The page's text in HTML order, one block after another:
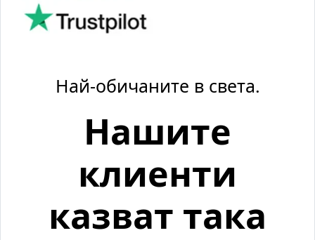
Най-обичаните в света.
Нашите
клиенти
казват така